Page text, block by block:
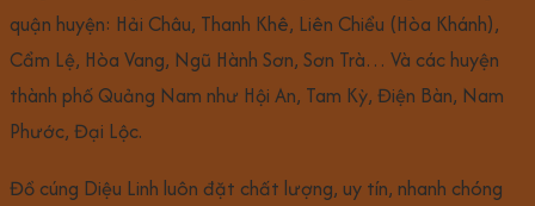
quận huyện: Hải Châu, Thanh Khê, Liên Chiểu (Hòa Khánh),
Cẩm Lệ, Hòa Vang, Ngũ Hành Sơn, Sơn Trà… Và các huyện
thành phố Quảng Nam như Hội An, Tam Kỳ, Điện Bàn, Nam
Phước, Đại Lộc.
Đồ cúng Diệu Linh luôn đặt chất lượng, uy tín, nhanh chóng